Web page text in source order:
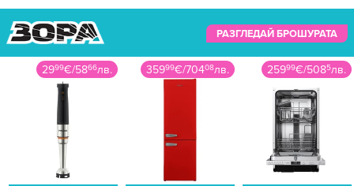
РАЗГЛЕДАЙ БРОШУРАТА
2999€/5866лв. 35999€/70408лв. 25999€/5085лв.